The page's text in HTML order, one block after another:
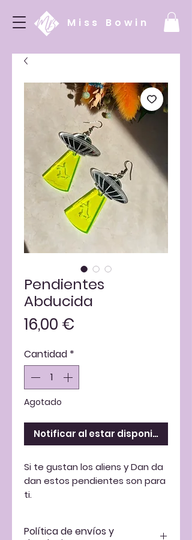
Miss Bowin
Pendientes
Abducida
16,00 €
Cantidad *
Agotado
Notificar al estar disponible
Si te gustan los aliens y Dan da
dan estos pendientes son para
ti.
enganche de acero inoxidable.
Política de envíos y